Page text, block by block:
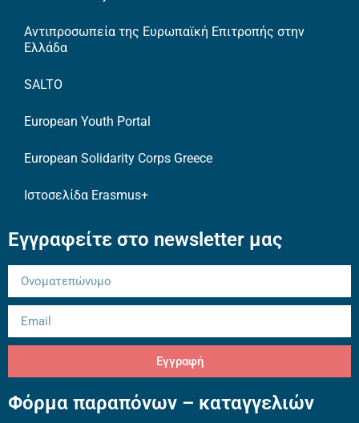
Αντιπροσωπεία της Ευρωπαϊκή Επιτροπής στην
Ελλάδα
SALTO
European Youth Portal
European Solidarity Corps Greece
Ιστοσελίδα Erasmus+
Εγγραφείτε στο newsletter μας
Εγγραφή
Φόρμα παραπόνων – καταγγελιών